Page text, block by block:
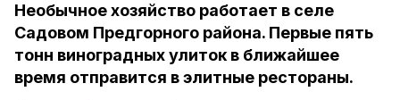
Необычное хозяйство работает в селе
Садовом Предгорного района. Первые пять
тонн виноградных улиток в ближайшее
время отправится в элитные рестораны.